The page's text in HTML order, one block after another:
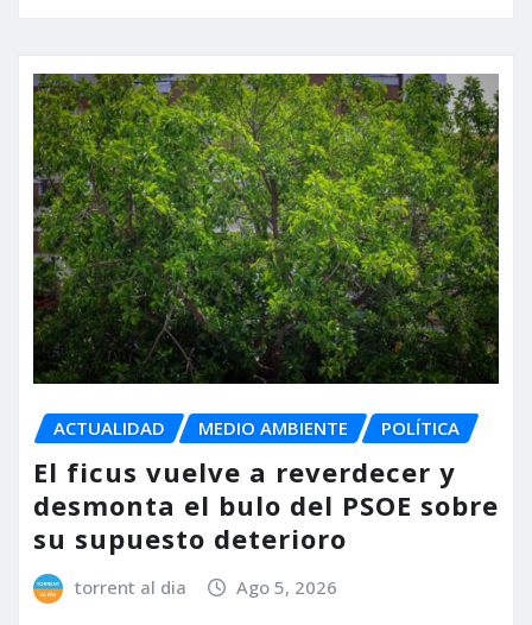
ACTUALIDAD MEDIO AMBIENTE POLÍTICA
El ficus vuelve a reverdecer y
desmonta el bulo del PSOE sobre
su supuesto deterioro
torrent al dia Ago 5, 2026